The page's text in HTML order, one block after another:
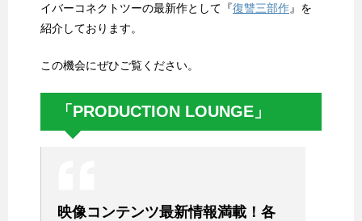
イバーコネクトツーの最新作として『復讐三部作』を
紹介しております。
この機会にぜひご覧ください。
「PRODUCTION LOUNGE」
映像コンテンツ最新情報満載！各